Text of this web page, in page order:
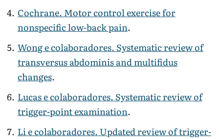
Cochrane. Motor control exercise for
nonspecific low-back pain.
Wong e colaboradores. Systematic review of
transversus abdominis and multifidus
changes.
Lucas e colaboradores. Systematic review of
trigger-point examination.
Li e colaboradores. Updated review of trigger-